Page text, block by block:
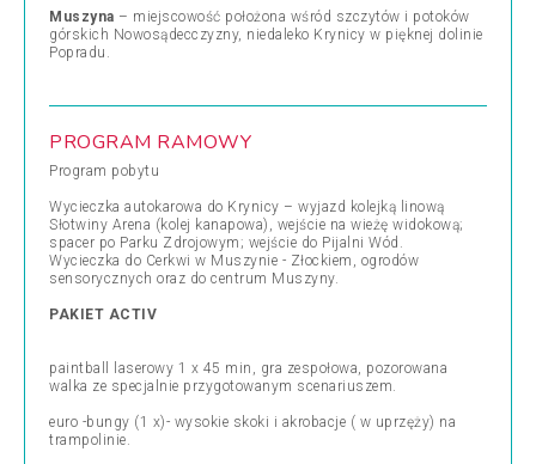
Muszyna – miejscowość położona wśród szczytów i potoków
górskich Nowosądecczyzny, niedaleko Krynicy w pięknej dolinie
Popradu.
PROGRAM RAMOWY
Program pobytu
Wycieczka autokarowa do Krynicy – wyjazd kolejką linową
Słotwiny Arena (kolej kanapowa), wejście na wieżę widokową;
spacer po Parku Zdrojowym; wejście do Pijalni Wód.
Wycieczka do Cerkwi w Muszynie - Złockiem, ogrodów
sensorycznych oraz do centrum Muszyny.
PAKIET ACTIV
paintball laserowy 1 x 45 min, gra zespołowa, pozorowana
walka ze specjalnie przygotowanym scenariuszem.
euro -bungy (1 x)- wysokie skoki i akrobacje ( w uprzęży) na
trampolinie.